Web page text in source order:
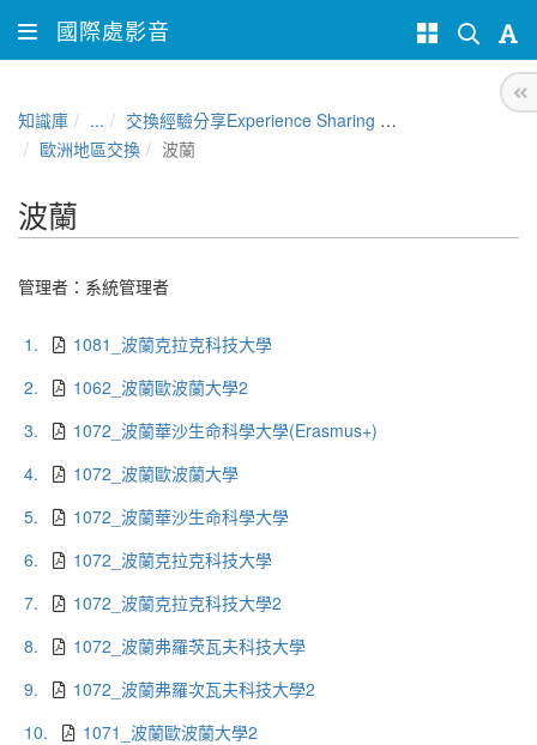
國際處影音
知識庫 ...
交換經驗分享Experience Sharing of NCHU Exchange Program
歐洲地區交換
波蘭
波蘭
管理者： 系統管理者
1.
1081_波蘭克拉克科技大學
2.
1062_波蘭歐波蘭大學2
3.
1072_波蘭華沙生命科學大學(Erasmus+)
4.
1072_波蘭歐波蘭大學
5.
1072_波蘭華沙生命科學大學
6.
1072_波蘭克拉克科技大學
7.
1072_波蘭克拉克科技大學2
8.
1072_波蘭弗羅茨瓦夫科技大學
9.
1072_波蘭弗羅次瓦夫科技大學2
10.
1071_波蘭歐波蘭大學2